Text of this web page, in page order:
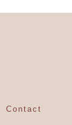
Contact